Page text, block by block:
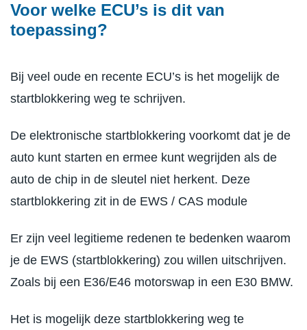
Voor welke ECU’s is dit van
toepassing?
Bij veel oude en recente ECU’s is het mogelijk de
startblokkering weg te schrijven.
De elektronische startblokkering voorkomt dat je de
auto kunt starten en ermee kunt wegrijden als de
auto de chip in de sleutel niet herkent. Deze
startblokkering zit in de EWS / CAS module
Er zijn veel legitieme redenen te bedenken waarom
je de EWS (startblokkering) zou willen uitschrijven.
Zoals bij een E36/E46 motorswap in een E30 BMW.
Het is mogelijk deze startblokkering weg te